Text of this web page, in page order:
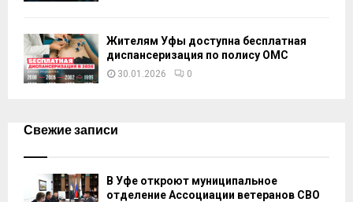
Жителям Уфы доступна бесплатная
диспансеризация по полису ОМС
30.01.2026 0
Свежие записи
В Уфе откроют муниципальное
отделение Ассоциации ветеранов СВО